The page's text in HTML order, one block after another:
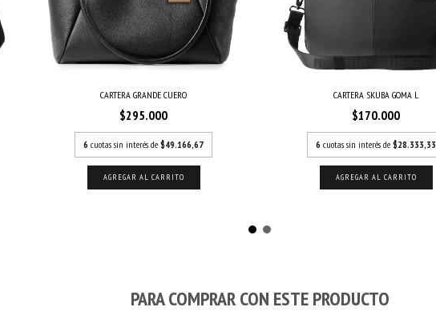
CARTERA GRANDE CUERO
$295.000
6 cuotas sin interés de $49.166,67
CARTERA SKUBA GOMA L
$170.000
6 cuotas sin interés de $28.333,33
PARA COMPRAR CON ESTE PRODUCTO